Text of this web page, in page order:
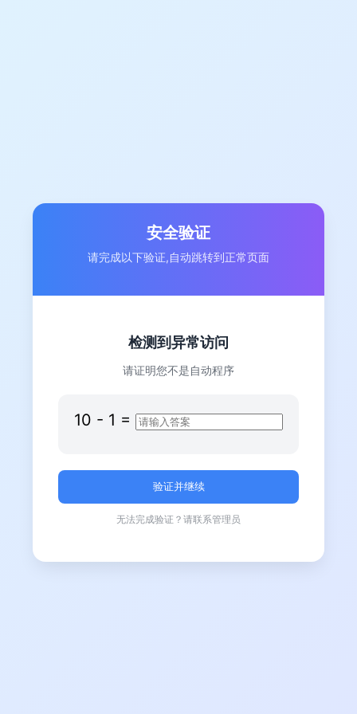
安全验证
请完成以下验证,自动跳转到正常页面
检测到异常访问
请证明您不是自动程序
10 - 1 =
无法完成验证？请联系管理员